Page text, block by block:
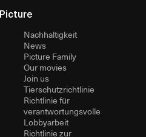
Picture
Nachhaltigkeit
News
Picture Family
Our movies
Join us
Tierschutzrichtlinie
Richtlinie für
verantwortungsvolle
Lobbyarbeit
Richtlinie zur